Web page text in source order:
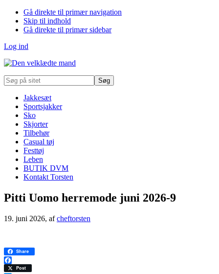
Gå direkte til primær navigation
Skip til indhold
Gå direkte til primær sidebar
Log ind
Søg
på
Jakkesæt
Sportsjakker
Sko
Skjorter
Tilbehør
Casual tøj
Festtøj
Leben
BUTIK DVM
Kontakt Torsten
Pitti Uomo herremode juni 2026-9
19. juni 2026, afcheftorsten
Share
Facebook
Post